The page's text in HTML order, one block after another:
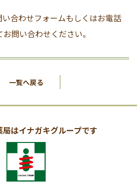
合わせフォームもしくはお電話
問い合わせください。
一覧へ戻る
はイナガキグループです